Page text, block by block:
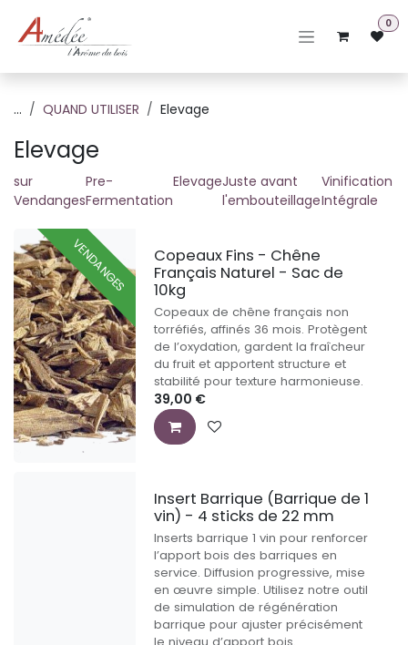
0
... QUAND UTILISER Elevage
Elevage
sur
Vendanges
Pre-
Fermentation
ElevageJuste avant
l'embouteillage
Vinification
Intégrale
VENDANGES
Copeaux Fins - Chêne
Français Naturel - Sac de
10kg
Copeaux de chêne français non
torréfiés, affinés 36 mois. Protègent
de l’oxydation, gardent la fraîcheur
du fruit et apportent structure et
stabilité pour texture harmonieuse.
39,00 €
Insert Barrique (Barrique de 1
vin) - 4 sticks de 22 mm
Inserts barrique 1 vin pour renforcer
l’apport bois des barriques en
service. Diffusion progressive, mise
en œuvre simple. Utilisez notre outil
de simulation de régénération
barrique pour ajuster précisément